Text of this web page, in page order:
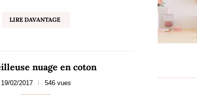
LIRE DAVANTAGE
nuage en coton
19/02/2017 546 vues